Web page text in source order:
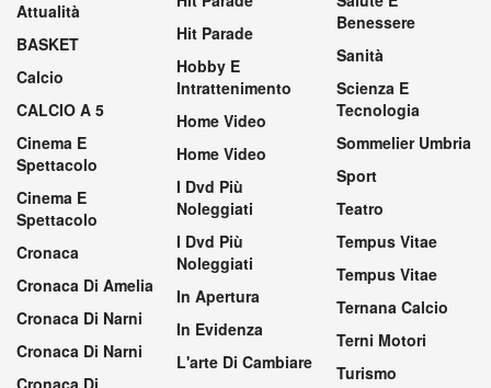
Attualità
BASKET
Calcio
CALCIO A 5
Cinema E
Spettacolo
Cinema E
Spettacolo
Cronaca
Cronaca Di Amelia
Cronaca Di Narni
Cronaca Di Narni
Cronaca Di
Hit Parade
Hobby E
Intrattenimento
Home Video
Home Video
I Dvd Più
Noleggiati
I Dvd Più
Noleggiati
In Apertura
In Evidenza
L'arte Di Cambiare
Benessere
Sanità
Scienza E
Tecnologia
Sommelier Umbria
Sport
Teatro
Tempus Vitae
Tempus Vitae
Ternana Calcio
Terni Motori
Turismo